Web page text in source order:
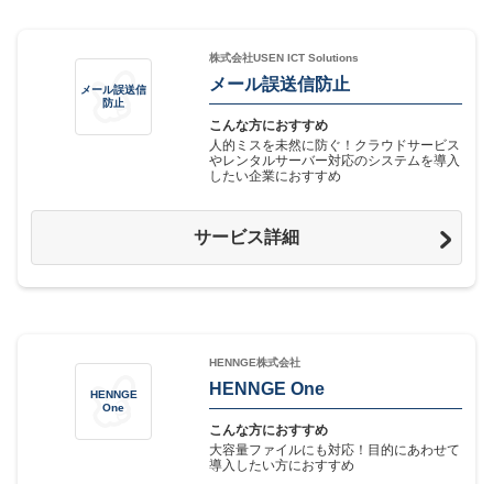
メール誤送信
防止
株式会社USEN ICT Solutions
メール誤送信防止
こんな方におすすめ
人的ミスを未然に防ぐ！クラウドサービス
やレンタルサーバー対応のシステムを導入
したい企業におすすめ
サービス詳細
HENNGE
One
HENNGE株式会社
HENNGE One
こんな方におすすめ
大容量ファイルにも対応！目的にあわせて
導入したい方におすすめ